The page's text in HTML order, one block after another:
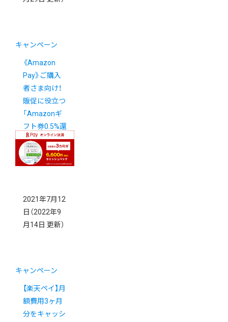
キャンペーン
《Amazon
Pay》ご購入
者さま向け！
販促に役立つ
「Amazonギ
フト券0.5%還
元プログラ
ム」スタート！
2021年7月12
日 （2022年9
月14日 更新）
キャンペーン
【楽天ペイ】月
額費用3ヶ月
分をキャッシ